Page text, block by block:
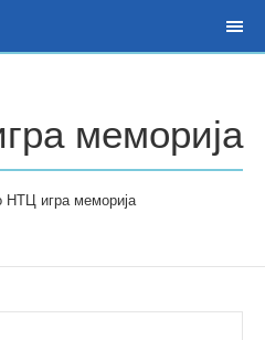
меморија
НТЦ игра меморија